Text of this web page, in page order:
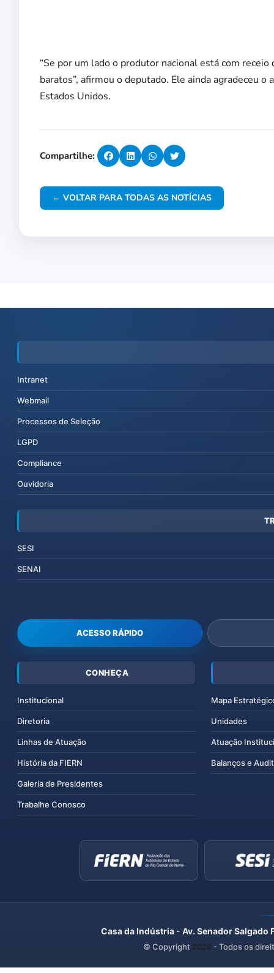
“Se por um lado o produtor nacional está com
baratos”, afirmou o deputado. Ele ainda agradeceu
Estados Unidos.
Compartilhe:
← VOLTAR PARA TODAS AS NOTÍCIAS
Intranet
Webmail
Processos de Seleção
LGPD
Compliance
Ouvidoria
SESI
SENAI
ACESSO RÁPIDO
CONHEÇA
Institucional
Diretoria
Linhas de Atuação
História da FIERN
Galeria de Presidentes
Trabalhe Conosco
Mapa
Unidades
Atuação
Balanços e
Casa da Indústria - Av. Senador
© Copyright 2026 - Todos os